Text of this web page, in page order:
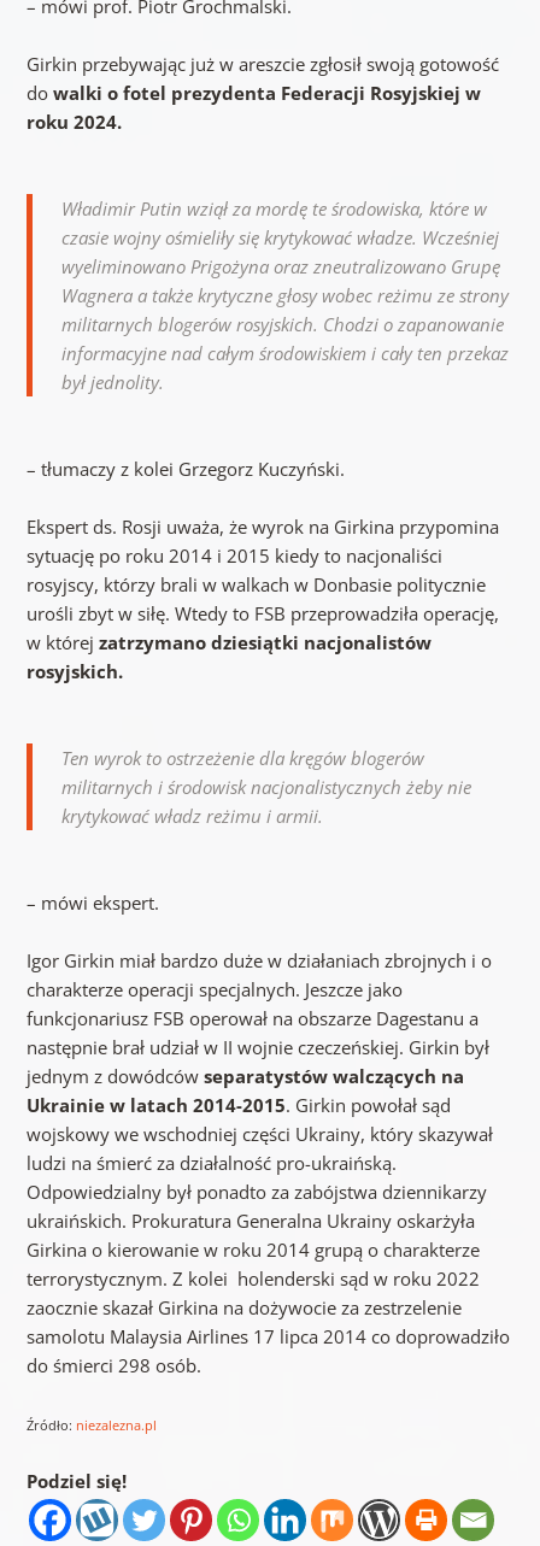
– mówi prof. Piotr Grochmalski.
Girkin przebywając już w areszcie zgłosił swoją gotowość
do walki o fotel prezydenta Federacji Rosyjskiej w
roku 2024.
Władimir Putin wziął za mordę te środowiska, które w
czasie wojny ośmieliły się krytykować władze. Wcześniej
wyeliminowano Prigożyna oraz zneutralizowano Grupę
Wagnera a także krytyczne głosy wobec reżimu ze strony
militarnych blogerów rosyjskich. Chodzi o zapanowanie
informacyjne nad całym środowiskiem i cały ten przekaz
był jednolity.
– tłumaczy z kolei Grzegorz Kuczyński.
Ekspert ds. Rosji uważa, że wyrok na Girkina przypomina
sytuację po roku 2014 i 2015 kiedy to nacjonaliści
rosyjscy, którzy brali w walkach w Donbasie politycznie
urośli zbyt w siłę. Wtedy to FSB przeprowadziła operację,
w której zatrzymano dziesiątki nacjonalistów
rosyjskich.
Ten wyrok to ostrzeżenie dla kręgów blogerów
militarnych i środowisk nacjonalistycznych żeby nie
krytykować władz reżimu i armii.
– mówi ekspert.
Igor Girkin miał bardzo duże w działaniach zbrojnych i o
charakterze operacji specjalnych. Jeszcze jako
funkcjonariusz FSB operował na obszarze Dagestanu a
następnie brał udział w II wojnie czeczeńskiej. Girkin był
jednym z dowódców separatystów walczących na
Ukrainie w latach 2014-2015. Girkin powołał sąd
wojskowy we wschodniej części Ukrainy, który skazywał
ludzi na śmierć za działalność pro-ukraińską.
Odpowiedzialny był ponadto za zabójstwa dziennikarzy
ukraińskich. Prokuratura Generalna Ukrainy oskarżyła
Girkina o kierowanie w roku 2014 grupą o charakterze
terrorystycznym. Z kolei holenderski sąd w roku 2022
zaocznie skazał Girkina na dożywocie za zestrzelenie
samolotu Malaysia Airlines 17 lipca 2014 co doprowadziło
do śmierci 298 osób.
Źródło: niezalezna.pl
Podziel się!